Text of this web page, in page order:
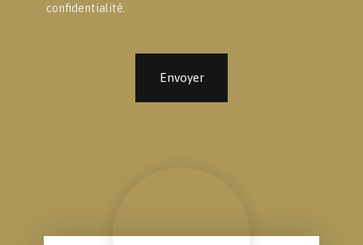
confidentialité
Envoyer